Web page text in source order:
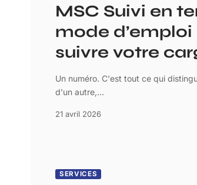
MSC Suivi en
mode d’emploi
suivre votre
Un numéro. C'est tout ce qui
d'un autre,…
21 avril 2026
SERVICES